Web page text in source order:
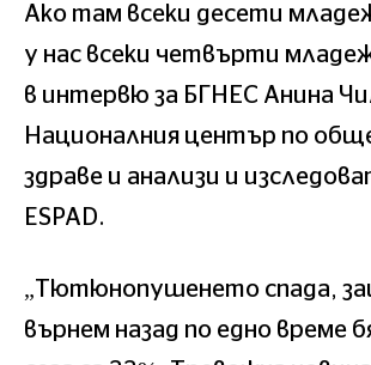
Ако там всеки десети
у нас всеки четвърти
в интервю за БГНЕС Анина
Националния център по
здраве и анализи и
ESPAD.
„Тютюнопушенето спада,
върнем назад по едно време